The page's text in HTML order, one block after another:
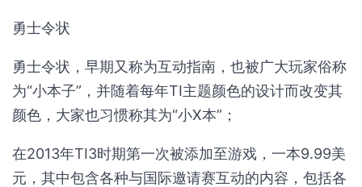
勇士令状
勇士令状，早期又称为互动指南，也被广大玩家俗称
为“小本子”，并随着每年TI主题颜色的设计而改变其
颜色，大家也习惯称其为“小X本”；
在2013年TI3时期第一次被添加至游戏，一本9.99美
元，其中包含各种与国际邀请赛互动的内容，包括各